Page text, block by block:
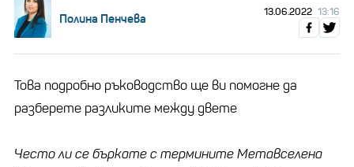
Полина Пенчева 13.06.2022 13:16
Това подробно ръководство ще ви помогне да
разберете разликите между двете
Често ли се бъркате с термините Метавселена